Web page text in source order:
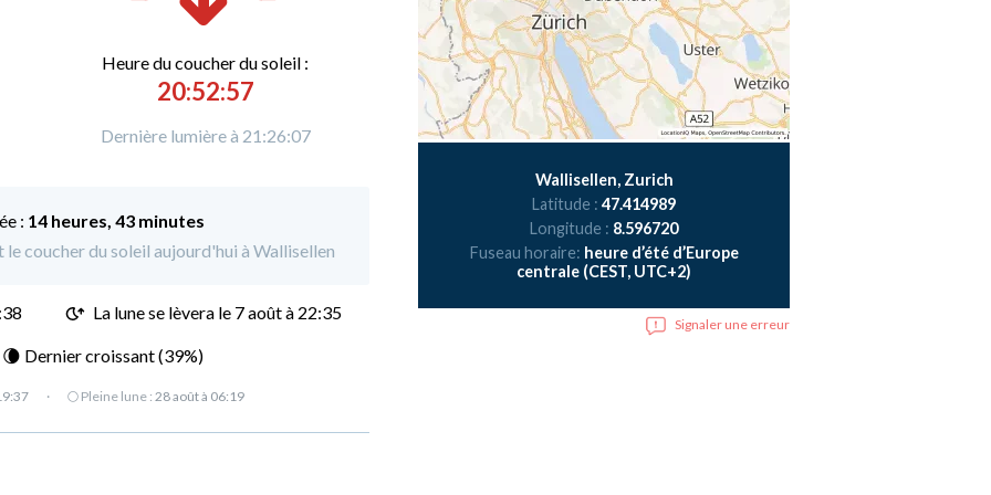
Heure ducoucher du soleil :
20:52:57
Dernière lumière à 21:26:07
: 14 heures, 43 minutes
coucher du soleil aujourd'hui à Wallisellen
La lune se lèvera le 7 août à 22:35
🌘 Dernier croissant (39%)
· 🌕 Pleine lune : 28 août à 06:19
Wallisellen, Zurich
Latitude : 47.414989
Longitude : 8.596720
Fuseau horaire: heure d’été d’Europe
centrale (CEST, UTC+2)
Signaler une erreur